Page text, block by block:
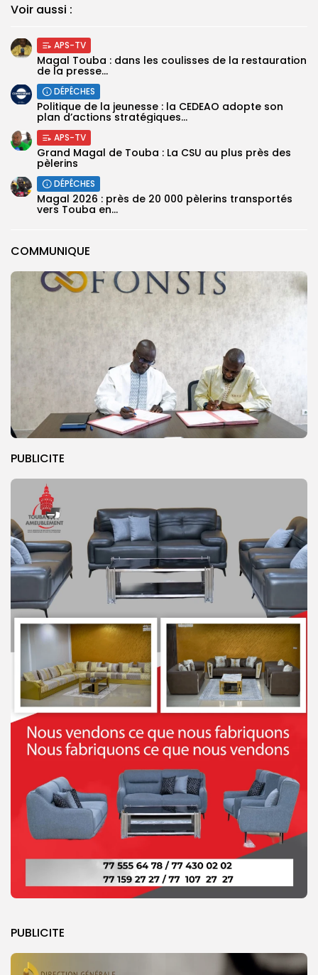
COMMUNIQUE
PUBLICITE
PUBLICITE
Voir aussi :
APS-TV
Magal Touba : dans les coulisses de la restauration
de la presse...
DÉPÊCHES
Politique de la jeunesse : la CEDEAO adopte son
plan d’actions stratégiques...
APS-TV
Grand Magal de Touba : La CSU au plus près des
pèlerins
DÉPÊCHES
Magal 2026 : près de 20 000 pèlerins transportés
vers Touba en...